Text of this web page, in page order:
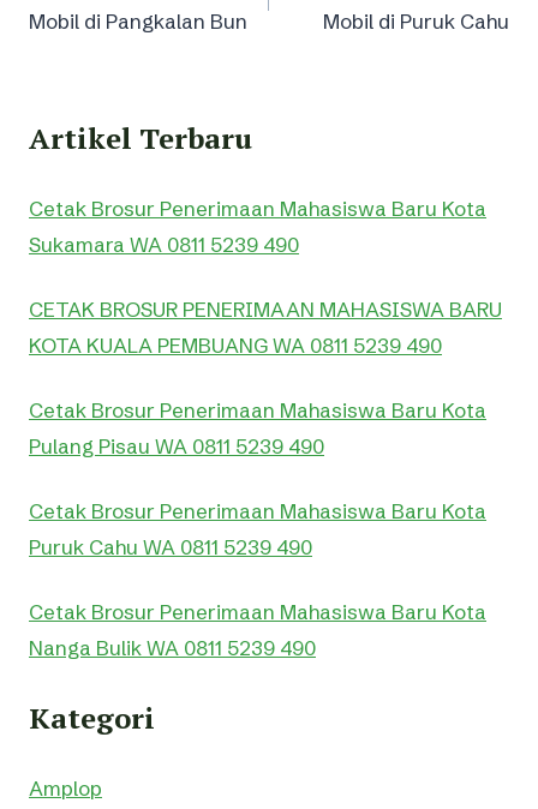
Mobil di Pangkalan Bun
Mobil di Puruk Cahu
Artikel Terbaru
Cetak Brosur Penerimaan Mahasiswa Baru Kota
Sukamara WA 0811 5239 490
CETAK BROSUR PENERIMAAN MAHASISWA BARU
KOTA KUALA PEMBUANG WA 0811 5239 490
Cetak Brosur Penerimaan Mahasiswa Baru Kota
Pulang Pisau WA 0811 5239 490
Cetak Brosur Penerimaan Mahasiswa Baru Kota
Puruk Cahu WA 0811 5239 490
Cetak Brosur Penerimaan Mahasiswa Baru Kota
Nanga Bulik WA 0811 5239 490
Kategori
Amplop